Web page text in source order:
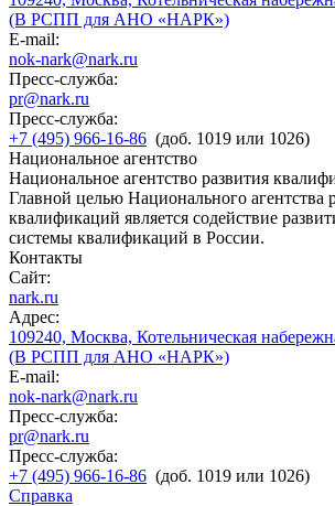
(В РСПП для АНО «НАРК»)
E-mail:
nok-nark@nark.ru
Пресс-служба:
pr@nark.ru
Пресс-служба:
+7 (495) 966-16-86 (доб. 1019 или 1026)
Национальное агентство
Национальное агентство развития
Главной целью Национального агентства
квалификаций является содействие
системы квалификаций в России.
Контакты
Сайт:
nark.ru
Адрес:
109240, Москва, Котельническая
(В РСПП для АНО «НАРК»)
E-mail:
nok-nark@nark.ru
Пресс-служба:
pr@nark.ru
Пресс-служба:
+7 (495) 966-16-86 (доб. 1019 или 1026)
Справка